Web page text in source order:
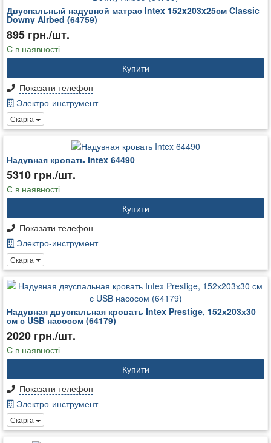
Двуспальный надувной матрас Intex 152x203x25см Classic
Downy Airbed (64759)
895 грн./шт.
Є в наявності
Купити
Показати телефон
Электро-инструмент
Скарга
Надувная кровать Intex 64490
5310 грн./шт.
Є в наявності
Купити
Показати телефон
Электро-инструмент
Скарга
Надувная двуспальная кровать Intex Prestige, 152х203х30
см с USB насосом (64179)
2020 грн./шт.
Є в наявності
Купити
Показати телефон
Электро-инструмент
Скарга